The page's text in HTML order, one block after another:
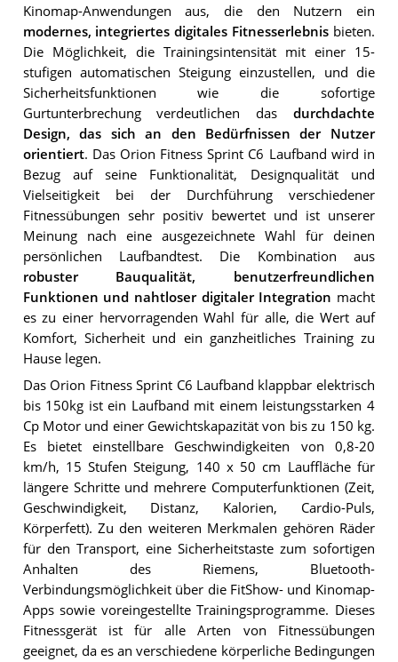
Kinomap-Anwendungen aus, die den Nutzern ein
modernes, integriertes digitales Fitnesserlebnis bieten.
Die Möglichkeit, die Trainingsintensität mit einer 15-
stufigen automatischen Steigung einzustellen, und die
Sicherheitsfunktionen wie die sofortige
Gurtunterbrechung verdeutlichen das durchdachte
Design, das sich an den Bedürfnissen der Nutzer
orientiert. Das Orion Fitness Sprint C6 Laufband wird in
Bezug auf seine Funktionalität, Designqualität und
Vielseitigkeit bei der Durchführung verschiedener
Fitnessübungen sehr positiv bewertet und ist unserer
Meinung nach eine ausgezeichnete Wahl für deinen
persönlichen Laufbandtest. Die Kombination aus
robuster Bauqualität, benutzerfreundlichen
Funktionen und nahtloser digitaler Integration macht
es zu einer hervorragenden Wahl für alle, die Wert auf
Komfort, Sicherheit und ein ganzheitliches Training zu
Hause legen.
Das Orion Fitness Sprint C6 Laufband klappbar elektrisch
bis 150kg ist ein Laufband mit einem leistungsstarken 4
Cp Motor und einer Gewichtskapazität von bis zu 150 kg.
Es bietet einstellbare Geschwindigkeiten von 0,8-20
km/h, 15 Stufen Steigung, 140 x 50 cm Lauffläche für
längere Schritte und mehrere Computerfunktionen (Zeit,
Geschwindigkeit, Distanz, Kalorien, Cardio-Puls,
Körperfett). Zu den weiteren Merkmalen gehören Räder
für den Transport, eine Sicherheitstaste zum sofortigen
Anhalten des Riemens, Bluetooth-
Verbindungsmöglichkeit über die FitShow- und Kinomap-
Apps sowie voreingestellte Trainingsprogramme. Dieses
Fitnessgerät ist für alle Arten von Fitnessübungen
geeignet, da es an verschiedene körperliche Bedingungen